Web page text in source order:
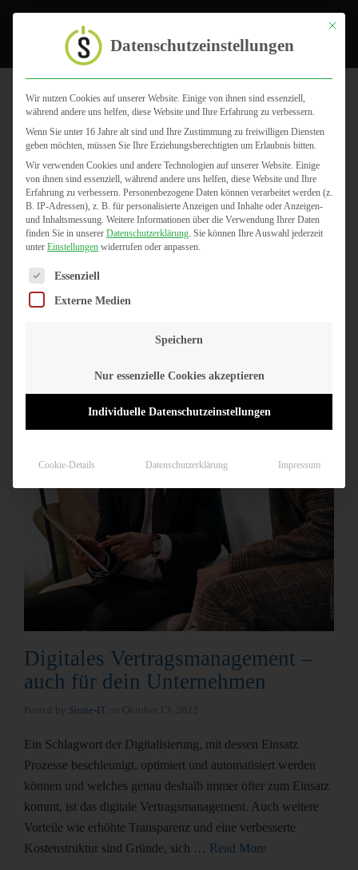
Vertrags-
Management-
System
Digitales Vertragsmanagement –
auch für dein Unternehmen
Stone-IT
Ein Schlagwort der Digitalisierung, mit dessen Einsatz
Prozesse beschleunigt, optimiert und automatisiert werden
können und welches genau deshalb immer öfter zum Einsatz
kommt, ist das digitale Vertragsmanagement. Auch weitere
Vorteile wie erhöhte Transparenz und eine verbesserte
Kostenstruktur sind Gründe, sich … Read More
Mit
Datenschutzeinstellungen
Wir nutzen Cookies auf unserer Website. Einige von ihnen sind essenziell,
während andere uns helfen, diese Website und Ihre Erfahrung zu verbessern.
Wenn Sie unter 16 Jahre alt sind und Ihre Zustimmung zu freiwilligen Diensten
geben möchten, müssen Sie Ihre Erziehungsberechtigten um Erlaubnis bitten.
Wir verwenden Cookies und andere Technologien auf unserer Website. Einige
von ihnen sind essenziell, während andere uns helfen, diese Website und Ihre
Erfahrung zu verbessern. Personenbezogene Daten können verarbeitet werden (z.
B. IP-Adressen), z. B. für personalisierte Anzeigen und Inhalte oder Anzeigen-
und Inhaltsmessung. Weitere Informationen über die Verwendung Ihrer Daten
finden Sie in unserer Datenschutzerklärung. Sie können Ihre Auswahl jederzeit
unter Einstellungen widerrufen oder anpassen.
Es folgt eine Liste der Service-Gruppen, für die eine
Essenziell
Externe Medien
Speichern
Nur essenzielle Cookies akzeptieren
Individuelle Datenschutzeinstellungen
Cookie-Details Datenschutzerklärung Impressum